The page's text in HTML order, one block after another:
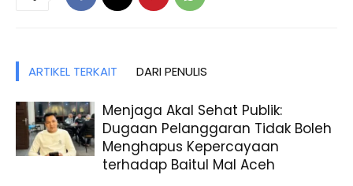
ARTIKEL TERKAIT DARI PENULIS
Menjaga Akal Sehat Publik:
Dugaan Pelanggaran Tidak Boleh
Menghapus Kepercayaan
terhadap Baitul Mal Aceh